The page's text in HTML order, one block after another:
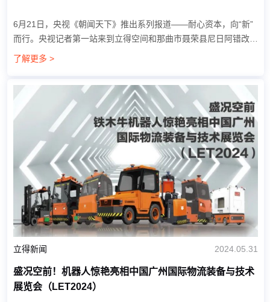
6月21日，央视《朝闻天下》推出系列报道——耐心资本，向“新”
而行。央视记者第一站来到立得空间和那曲市聂荣县尼日阿错改湖
监测点专访。 立得空间CEO郭晟接受专访，与央视共话“耐心资
了解更多 >
立得新闻 2024.05.31
盛况空前！机器人惊艳亮相中国广州国际物流装备与技术
展览会（LET2024）